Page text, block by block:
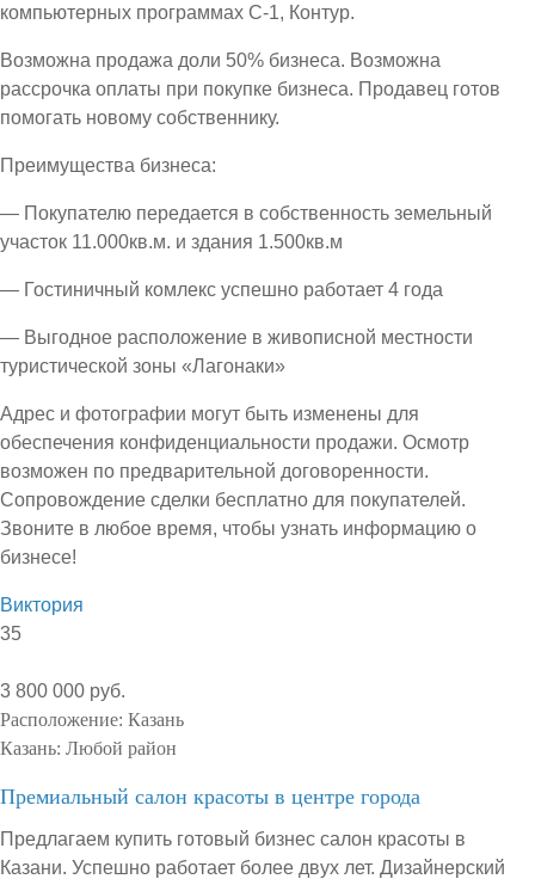
компьютерных программах С-1, Контур.
Возможна продажа доли 50% бизнеса. Возможна
рассрочка оплаты при покупке бизнеса. Продавец готов
помогать новому собственнику.
Преимущества бизнеса:
— Покупателю передается в собственность земельный
участок 11.000кв.м. и здания 1.500кв.м
— Гостиничный комлекс успешно работает 4 года
— Выгодное расположение в живописной местности
туристической зоны «Лагонаки»
Адрес и фотографии могут быть изменены для
обеспечения конфиденциальности продажи. Осмотр
возможен по предварительной договоренности.
Сопровождение сделки бесплатно для покупателей.
Звоните в любое время, чтобы узнать информацию о
бизнесе!
Виктория
35
3 800 000 руб.
Расположение: Казань
Казань: Любой район
Премиальный салон красоты в центре города
Предлагаем купить готовый бизнес салон красоты в
Казани. Успешно работает более двух лет. Дизайнерский